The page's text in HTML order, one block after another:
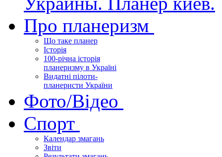
Про планеризм
Що таке планер
Історія
100-річна історія
планеризму в Україні
Видатні пілоти-
планеристи України
Фото/Відео
Спорт
Календар змагань
Звіти